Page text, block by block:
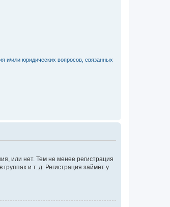
и/или юридических вопросов, связанных
или нет. Тем не менее регистрация
и т. д. Регистрация займёт у